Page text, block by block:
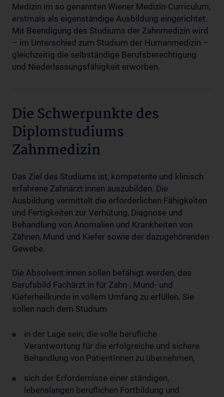
Medizin im so genannten Wiener Medizin-Curriculum,
erstmals als eigenständige Ausbildung eingerichtet.
Mit Beendigung des Studiums der Zahnmedizin wird
– im Unterschied zum Studium der Humanmedizin –
gleichzeitig die selbständige Berufsberechtigung
und Niederlassungsfähigkeit erworben.
Die Schwerpunkte des
Diplomstudiums
Zahnmedizin
Das Ziel des Studiums ist, kompetente und klinisch
erfahrene Zahnärzt:innen auszubilden. Die
Ausbildung vermittelt die erforderlichen Fähigkeiten
und Fertigkeiten zur Verhütung, Diagnose und
Behandlung von Anomalien und Krankheiten von
Zähnen, Mund und Kiefer sowie der dazugehörenden
Gewebe.
Die Absolvent:innen sollen befähigt werden, das
Berufsbild Fachärzt:in für Zahn-, Mund- und
Kieferheilkunde in vollem Umfang zu erfüllen. Sie
sollen nach dem Studium
in der Lage sein, die volle berufliche
Verantwortung für die erfolgreiche und sichere
Behandlung von PatientInnen zu übernehmen,
sich der Erfordernisse einer ständigen,
lebenslangen beruflichen Fortbildung und